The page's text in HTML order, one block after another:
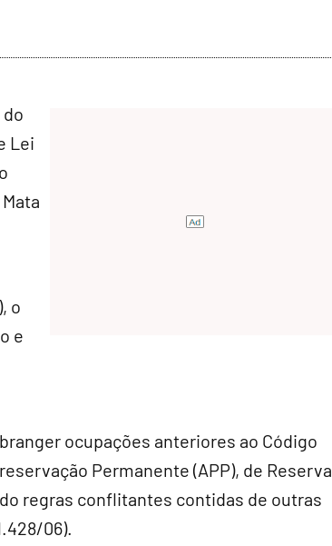
Lei
o
e
ocupações anteriores ao Código
Permanente (APP), de Reserva
regras conflitantes contidas de outras
06).